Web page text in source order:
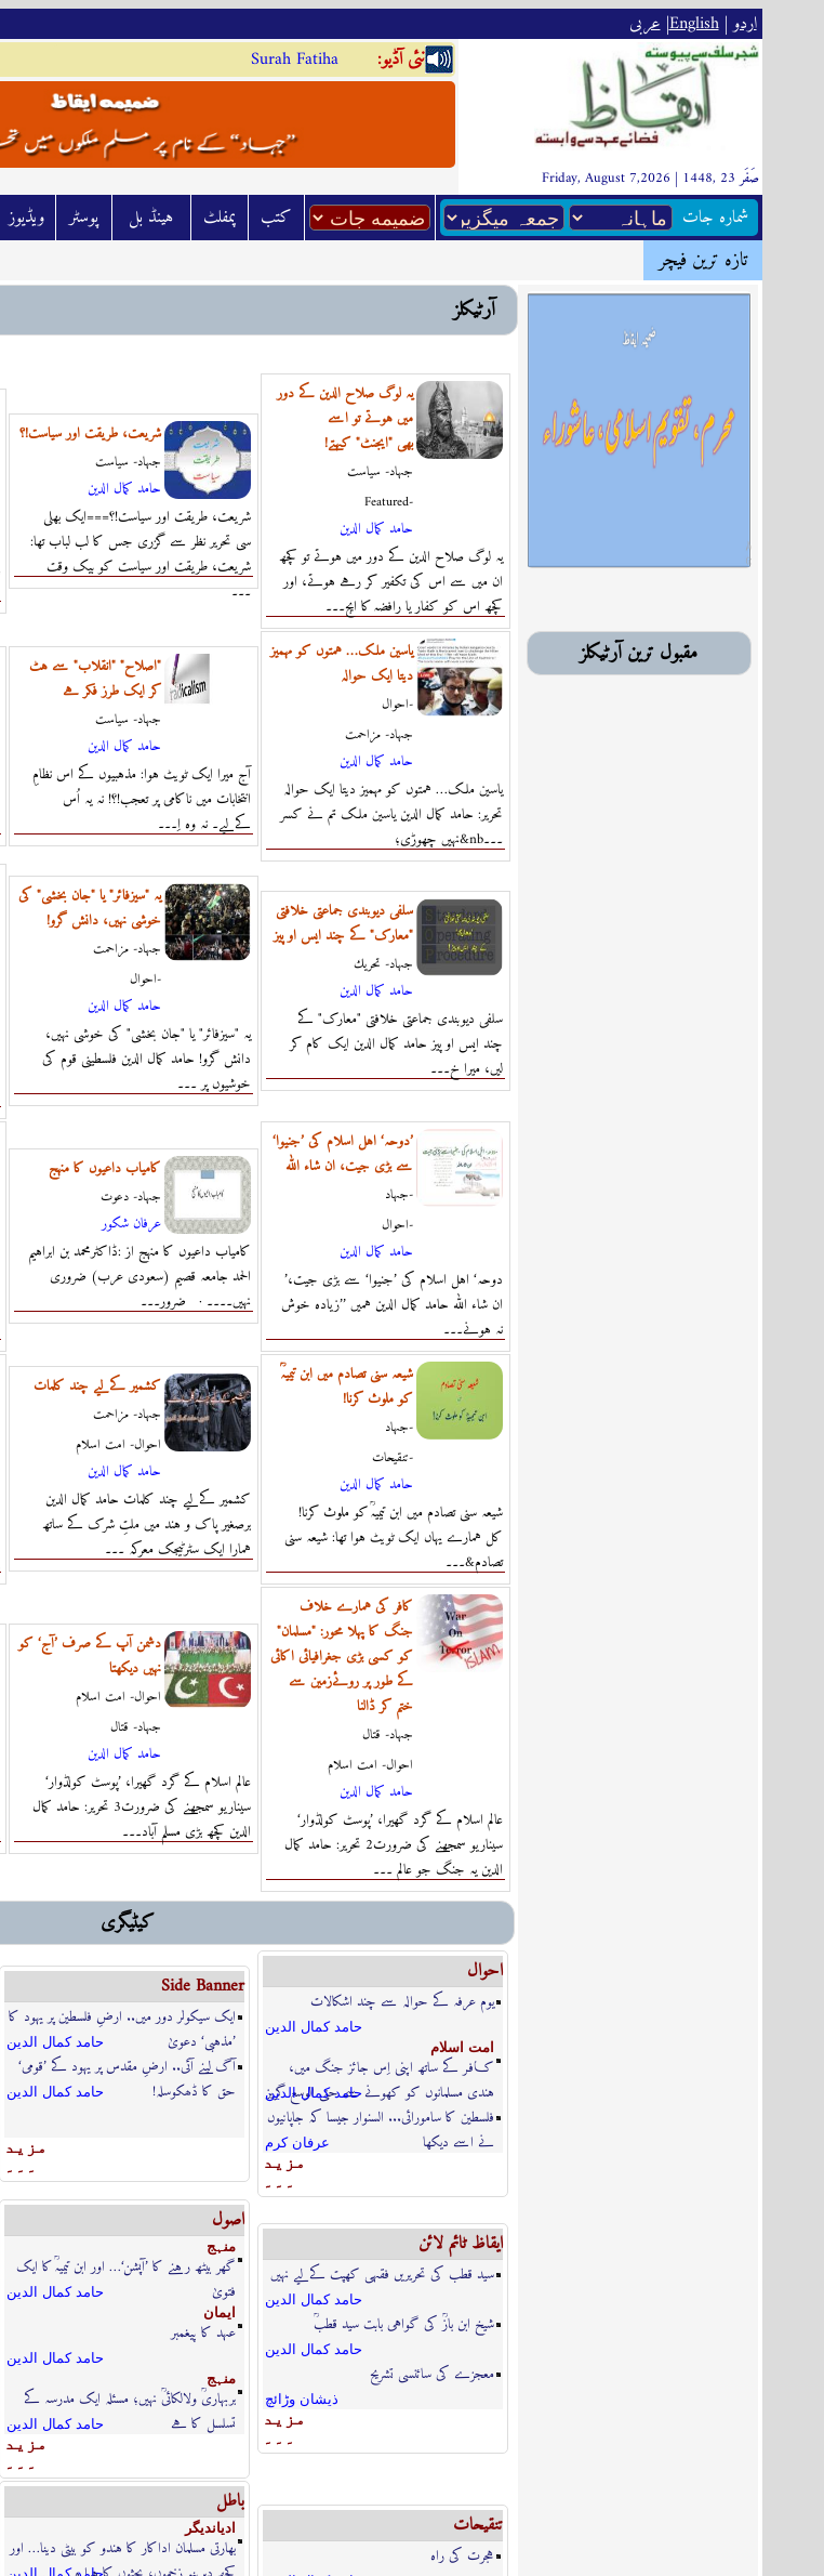
عربى|English|اردو
Surah Fatiha
:نئى آڈيو
Friday, August 7,2026 | 1448, صَفَر 23
ويڈيوز پوسٹر ہينڈ بل پمفلٹ کتب شماره جات
تازہ ترين فیچر
آرٹیکلز
مقبول ترین آرٹیکلز
شریعت، طریقت اور سیاست!؟
جہاد- سياست
حامد كمال الدين
شریعت، طریقت اور سیاست!؟===ایک بھلی
سی تحریر نظر سے گزری جس کا لب لباب تھا:
شریعت، طریقت اور سیاست کو بیک وقت
۔۔۔
یہ لوگ صلاح الدین کے دور
میں ہوتے تو اسے
بھی "ایجنٹ" کہتے!
جہاد- سياست
Featured-
حامد كمال الدين
یہ لوگ صلاح الدین کے دور میں ہوتے تو کچھ
ان میں سے اس کی تکفیر کر رہے ہوتے، اور
کچھ اس کو کفار یا رافضہ کا ایج۔۔۔
"اصلاح" "انقلاب" سے ہٹ
کر ایک طرز فکر ہے
جہاد- سياست
حامد كمال الدين
آج میرا ایک ٹویٹ ہوا: مذہبیوں کے اس نظامِ
انتخابات میں ناکامی پر تعجب!؟! نہ یہ اُس
کےلیے۔ نہ وہ اِ۔۔۔
یاسین ملک… ہمتوں کو مہمیز
دیتا ایک حوالہ
احوال-
جہاد- مزاحمت
حامد كمال الدين
یاسین ملک… ہمتوں کو مہمیز دیتا ایک حوالہ
تحریر: حامد کمال الدین یاسین ملک تم نے کسر
نہیں چھوڑی؛&nb۔۔۔
یہ "سیزفائر" یا "جان بخشی" کی
خوشی نہیں، دانش گرو!
جہاد- مزاحمت
احوال-
حامد كمال الدين
یہ "سیزفائر" یا "جان بخشی" کی خوشی نہیں،
دانش گرو! حامد کمال الدین فلسطینی قوم کی
خوشیوں پر ۔۔۔
سلفی دیوبندی جماعتی خلافتی
"معارک" کے چند ایس او پیز
جہاد- تحريك
حامد كمال الدين
سلفی دیوبندی جماعتی خلافتی "معارک" کے
چند ایس او پیز حامد کمال الدین ایک کام کر
لیں، میرا خ۔۔۔
كامياب داعيوں كا منہج
جہاد- دعوت
عرفان شكور
كامياب داعيوں كا منہج از :ڈاكٹرمحمد بن ابراہيم
الحمد جامعہ قصيم (سعودى عرب) ضرورى
نہيں۔۔۔۔ · ضرور۔۔۔
’دوحہ‘ اہل اسلام کی ’جنیوا‘
سے بڑی جیت، ان شاء اللہ
جہاد-
احوال-
حامد كمال الدين
’دوحہ‘ اہل اسلام کی ’جنیوا‘ سے بڑی جیت،
ان شاء اللہ حامد کمال الدین ہمیں ’’زیادہ خوش
نہ ہونے۔۔۔
کشمیر کےلیے چند کلمات
جہاد- مزاحمت
احوال- امت اسلام
حامد كمال الدين
کشمیر کےلیے چند کلمات حامد کمال الدین
برصغیر پاک و ہند میں ملتِ شرک کے ساتھ
ہمارا ایک سٹرٹیجک معرکہ ۔۔۔
شیعہ سنی تصادم میں ابن تیمیہؒ
کو ملوث کرنا!
جہاد-
تنقیحات-
حامد كمال الدين
شیعہ سنی تصادم میں ابن تیمیہؒ کو ملوث کرنا!
کل ہمارے یہاں ایک ٹویٹ ہوا تھا: شیعہ سنی
تصادم&۔۔۔
دشمن آپ کے صرف ’آج‘ کو
نہیں دیکھتا
احوال- امت اسلام
جہاد- قتال
حامد كمال الدين
عالم اسلام کے گرد گھیرا، ’پوسٹ کولڈوار‘
سیناریو سمجھنے کی ضرورت3 تحریر: حامد کمال
الدین کچھ بڑی مسلم آباد۔۔۔
کافر کی ہمارے خلاف
جنگ کا پہلا محور: "مسلمان"
کو کسی بڑی جغرافیائی اکائی
کے طور پر روئےزمین سے
ختم کر ڈالنا
جہاد- قتال
احوال- امت اسلام
حامد كمال الدين
عالم اسلام کے گرد گھیرا، ’پوسٹ کولڈوار‘
سیناریو سمجھنے کی ضرورت2 تحریر: حامد کمال
الدین یہ جنگ جو عالم ۔۔۔
کیٹیگری
Side Banner
ایک سیکولر دور میں.. ارضِ فلسطین پر یہود کا
’مذہبی‘ دعویٰ
حامد كمال الدين
آگ لینے آئی.. ارضِ مقدس پر یہود کے ’قومی‘
حق کا ڈھکوسلہ!
حامد كمال الدين
مزيد
۔۔۔
احوال
یوم عرفہ کے حوالہ سے چند اشکالات
حامد كمال الدين
امت اسلام
کــافـر کے ساتھ اپنی اِس جائز جنگ میں،
ہندی مسلمانوں کو کھونے سے حتى الوسع گریز
حامد كمال الدين
فلسطین کا سامورائی... السنوار جیسا کہ جاپانیوں
نے اسے دیکھا
عرفان كرم
مزيد
۔۔۔
اصول
منہج
گھر بیٹھ رہنے کا ’آپشن‘… اور ابن تیمیہؒ کا ایک
فتویٰ
حامد كمال الدين
ايمان
عہد کا پیغمبر
حامد كمال الدين
منہج
بربہاریؒ ولالکائیؒ نہیں؛ مسئلہ ایک مدرسہ کے
تسلسل کا ہے
حامد كمال الدين
مزيد
۔۔۔
ایقاظ ٹائم لائن
سید قطب کی تحریریں فقہی کھپت کےلیے نہیں
حامد كمال الدين
شیخ ابن بازؒ کی گواہی بابت سید قطبؒ
حامد كمال الدين
معجزے کی سائنسی تشریح
ذيشان وڑائچ
مزيد
۔۔۔
باطل
اديانديگر
بھارتی مسلمان اداکار کا ہندو کو بیٹی دینا… اور
تنقیحات
ہجرت کی راہ